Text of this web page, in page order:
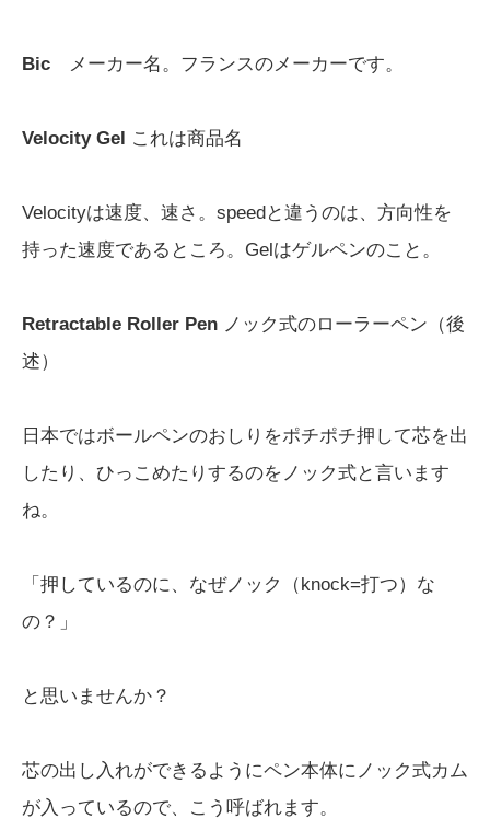
Bic メーカー名。フランスのメーカーです。
Velocity Gel これは商品名
Velocityは速度、速さ。speedと違うのは、方向性を
持った速度であるところ。Gelはゲルペンのこと。
Retractable Roller Pen ノック式のローラーペン（後
述）
日本ではボールペンのおしりをポチポチ押して芯を出
したり、ひっこめたりするのをノック式と言います
ね。
「押しているのに、なぜノック（knock=打つ）な
の？」
と思いませんか？
芯の出し入れができるようにペン本体にノック式カム
が入っているので、こう呼ばれます。